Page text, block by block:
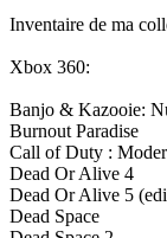
Inventaire de ma
Xbox 360:
Banjo & Kazooie:
Burnout Paradise
Call of Duty :
Dead Or Alive 4
Dead Or Alive 5
Dead Space